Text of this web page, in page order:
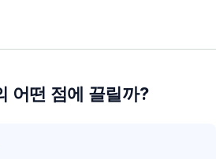
어떤 점에 끌릴까?